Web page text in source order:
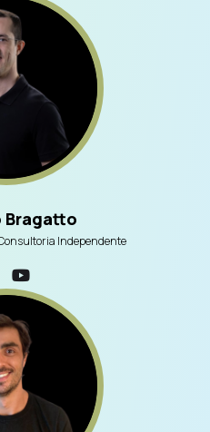
Bragatto
Independente